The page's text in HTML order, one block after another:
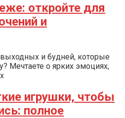
откройте для
и
и будней, которые
Мечтаете о ярких эмоциях,
игрушки, чтобы
полное